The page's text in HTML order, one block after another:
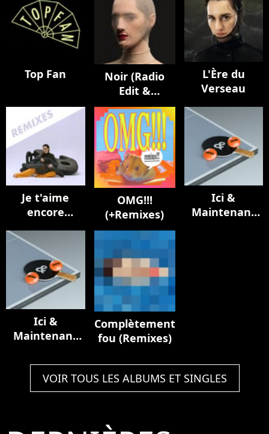
Top Fan
Noir (Radio
Edit &
Remixes)
L'Ère du
Verseau
Je t'aime
encore
OMG!!!
(+Remixes)
Ici &
Maintenant
Ici &
Maintenant
- Single
Complètement
fou (Remixes)
VOIR TOUS LES ALBUMS ET SINGLES